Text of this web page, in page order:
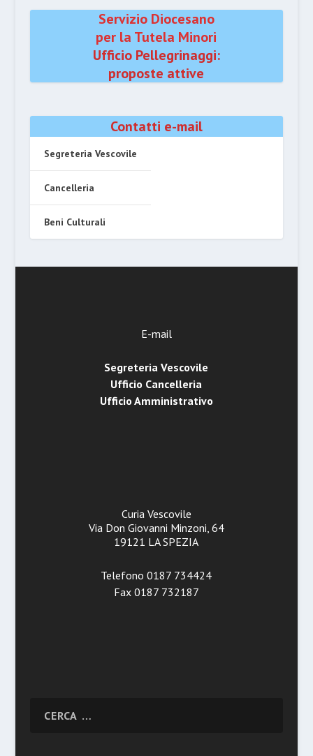
Servizio Diocesano
per la Tutela Minori
Ufficio Pellegrinaggi:
proposte attive
Contatti e-mail
Segreteria Vescovile
Cancelleria
Beni Culturali
E-mail
Segreteria Vescovile
Ufficio Cancelleria
Ufficio Amministrativo
Curia Vescovile
Via Don Giovanni Minzoni, 64
19121 LA SPEZIA
Telefono 0187 734424
Fax 0187 732187